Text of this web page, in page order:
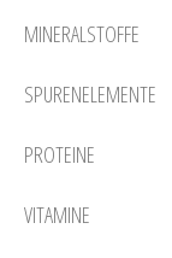
MINERALSTOFFE
SPURENELEMENTE
PROTEINE
VITAMINE